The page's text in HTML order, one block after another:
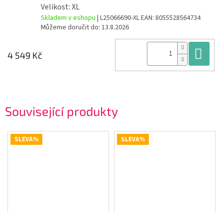
Související produkty
SLEVA% SLEVA%
Velikost: XL
Skladem v eshopu | L25066690-XLEAN: 8055528564734
Můžeme doručit do: 13.8.2026
4 549 Kč